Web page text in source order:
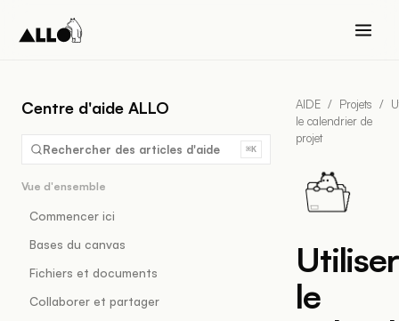
Centre d'aide ALLO
Rechercher des articles d'aide ⌘K
Vue d'ensemble
Commencer ici
Bases du canvas
Fichiers et documents
Collaborer et partager
AIDE / Projets /
le calendrier de
projet
Utiliser
le